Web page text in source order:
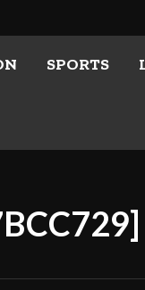
SPORTS